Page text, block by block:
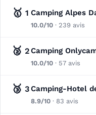
🥇 1 Camping Alpes
10.0/10 · 239 avis
🥈 2Camping
10.0/10 · 57 avis
🥉 3Camping-Hotel
8.9/10 · 83 avis